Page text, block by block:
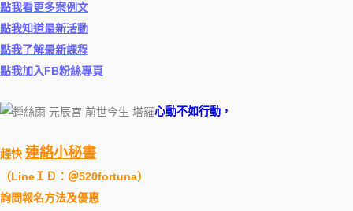
點我看更多案例文
點我知道最新活動
點我了解最新課程
點我加入FB粉絲專頁
心動不如行動，
趕快 連絡小秘書
（LineＩＤ：＠520fortuna）
詢問報名方法及優惠